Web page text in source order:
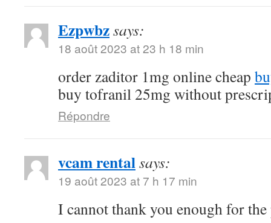
Ezpwbzsays:
18 août 2023 at 23 h 18 min
order zaditor 1mg online cheap
buy tofranil 25mg without
Répondre
vcam rentalsays:
19 août 2023 at 7 h 17 min
I cannot thank you enough for